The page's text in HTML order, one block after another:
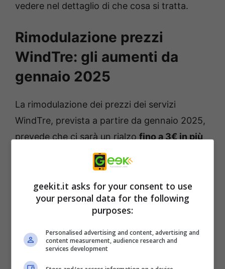
vedere nel dettaglio di che cosa si tratta.
Rimodulazione prezzi
WindTre: gli aumenti da
gennaio 2025
La rimodulazione dei prezzi dei servizi
WindTre, prevista a partire da gennaio 2025,
prevede che ci sarà un rialzofino a 3€ in più
, mentre per quanto riguarda l’offerta
Professional Full Plus , rivolta ai possessori di
Partite IVA,aumenterà di 2€ mensiliper tutti
coloro che hanno attivato il piano prima di
geekit.it asks for your consent to use
your personal data for the following
purposes:
Personalised advertising and content, advertising and
content measurement, audience research and
services development